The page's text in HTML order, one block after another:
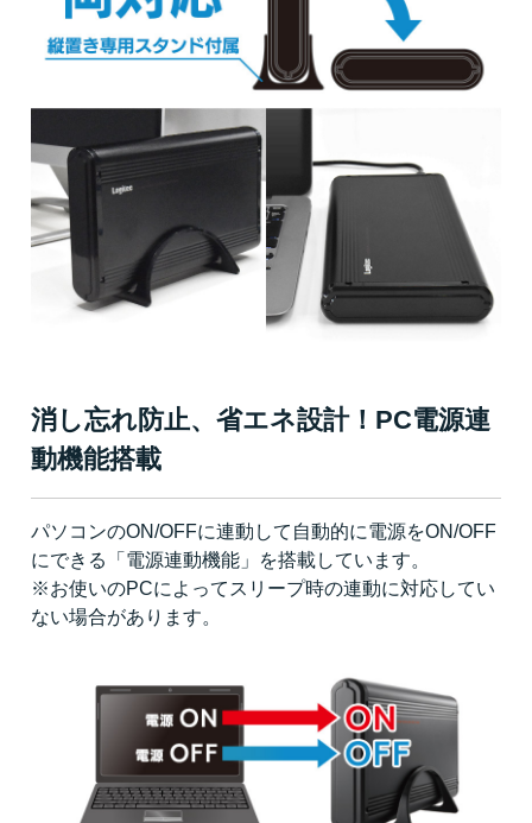
消し忘れ防止、省エネ設計！PC電源連
動機能搭載
パソコンのON/OFFに連動して自動的に電源をON/OFF
にできる「電源連動機能」を搭載しています。
※お使いのPCによってスリープ時の連動に対応してい
ない場合があります。